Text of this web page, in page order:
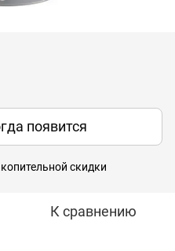
появится
скидки
К сравнению